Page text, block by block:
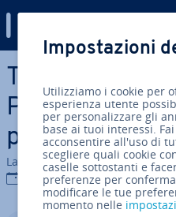
Vai al contenuto prin­ci­pa­le
TCP
Protocol):
pro­to­col­lo di
La redazione di IONOS
02 mar 2020
Impostazioni
Utilizziamo i cookie per
esperienza utente
per personalizzare gli
base ai tuoi interessi.
acconsentire all'uso di
scegliere quali cookie
caselle sottostanti e
preferenze per
modificare le tue
momento nelle